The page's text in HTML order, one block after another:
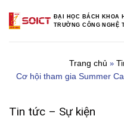
content
ĐẠI HỌC BÁCH KHOA
TRƯỜNG CÔNG NGHỆ
Trang chủ »
Cơ hội tham gia Summer
Tin tức – Sự kiện